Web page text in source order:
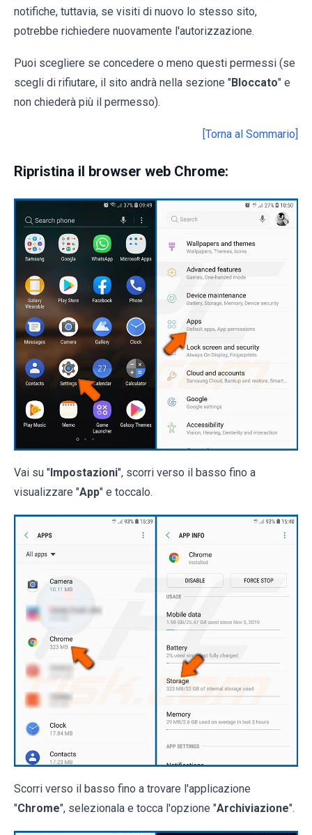
notifiche, tuttavia, se visiti di nuovo lo stesso sito,
potrebbe richiedere nuovamente l'autorizzazione.
Puoi scegliere se concedere o meno questi permessi (se
scegli di rifiutare, il sito andrà nella sezione "Bloccato" e
non chiederà più il permesso).
[Torna al Sommario]
Ripristina il browser web Chrome:
Vai su "Impostazioni", scorri verso il basso fino a
visualizzare "App" e toccalo.
Scorri verso il basso fino a trovare l'applicazione
"Chrome", selezionala e tocca l'opzione "Archiviazione".